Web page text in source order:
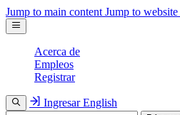
Jump to main content Jump to
Acerca de
Empleos
Registrar
Ingresar English